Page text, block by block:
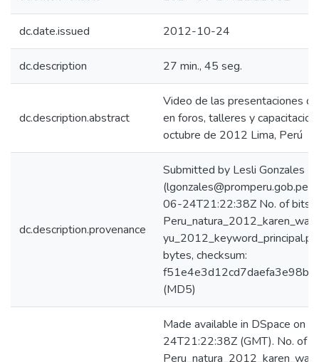
dc.date.issued 2012-10-24
dc.description 27 min., 45 seg.
dc.description.abstract
Video de las presentaciones
en foros, talleres y
octubre de 2012 Lima, Perú
dc.description.provenance
Submitted by Lesli Gonzales
06-24T21:22:38Z No. of
bytes, checksum:
(MD5)
Made available in DSpace on
24T21:22:38Z (GMT). No. of